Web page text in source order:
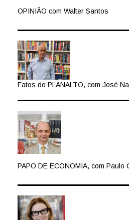
OPINIÃO com Walter Santos
Fatos do PLANALTO, com José
PAPO DE ECONOMIA, com Paulo